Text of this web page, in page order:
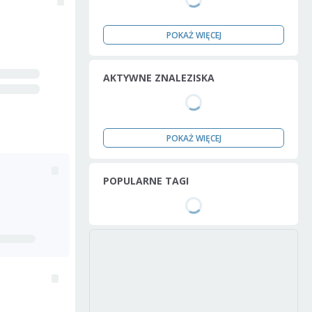
POKAŻ WIĘCEJ
AKTYWNE ZNALEZISKA
POKAŻ WIĘCEJ
POPULARNE TAGI